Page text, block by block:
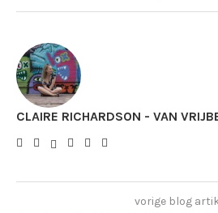
CLAIRE RICHARDSON - VAN
vorige blog